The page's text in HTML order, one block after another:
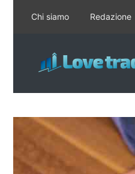
contenuto
Chi siamo Redazione